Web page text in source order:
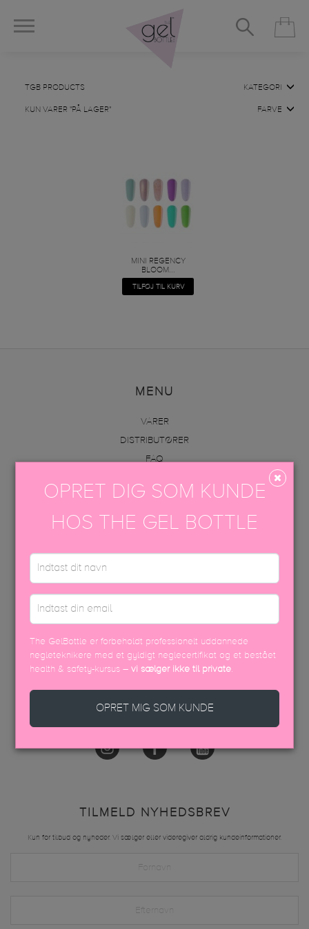
TGB PRODUCTS
KUN VARER "PÅ LAGER"
KATEGORI
FARVE
MINI REGENCY
BLOOM...
TILFØJ TIL KURV
MENU
VARER
DISTRIBUTØRER
FAQ
AKADEMI
KONTAKT OS
info@thegelbottle.dk
Femmeunique,
Skalhuse 10
9240, Nibe
FØLG OS
TILMELD NYHEDSBREV
Kun for tilbud og nyheder. Vi sælger eller videregiver aldrig kundeinformationer.
OPRET DIG SOM KUNDE
HOS THE GEL BOTTLE
The GelBottle er forbeholdt professionelt uddannede
negleteknikere med et gyldigt neglecertifikat og et bestået
health & safety-kursus –vi sælger ikke til private.
OPRET MIG SOM KUNDE